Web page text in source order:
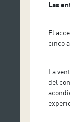
Las
El
cinco
La
del